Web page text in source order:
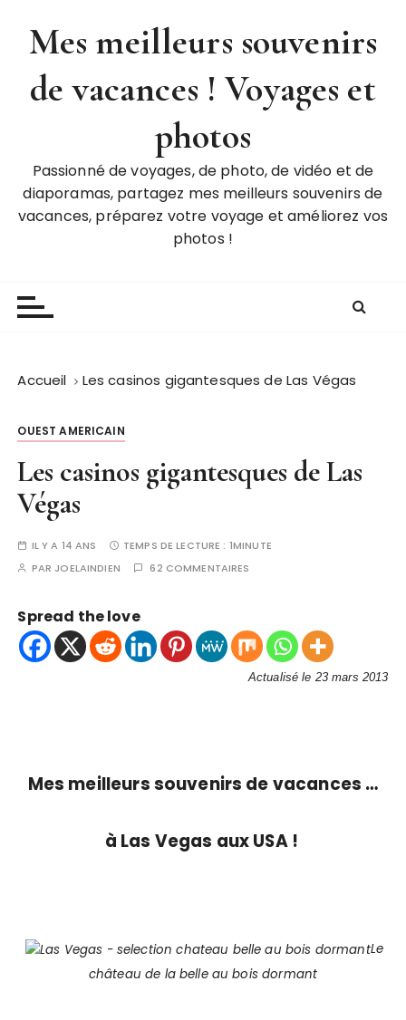
Mes meilleurs souvenirs
de vacances ! Voyages et
photos
Passionné de voyages, de photo, de vidéo et de
diaporamas, partagez mes meilleurs souvenirs de
vacances, préparez votre voyage et améliorez vos
photos !
Accueil Les casinos gigantesques de Las Végas
OUEST AMERICAIN
Les casinos gigantesques de Las
Végas
IL Y A 14 ANS TEMPS DE LECTURE : 1MINUTE
PAR JOELAINDIEN 62 COMMENTAIRES
Spread the love
Actualisé le 23 mars 2013
Mes meilleurs souvenirs de vacances …
à Las Vegas aux USA !
Le
château de la belle au bois dormant